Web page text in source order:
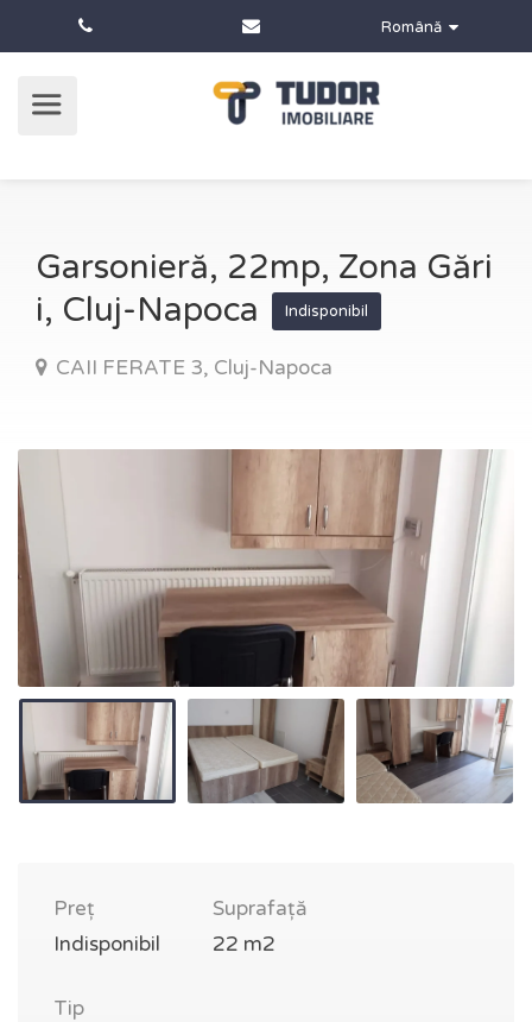
Română
Garsonieră, 22mp, Zona Gări
i, Cluj-Napoca
Indisponibil
CAII FERATE 3, Cluj-Napoca
Preț
Indisponibil
Suprafață
22 m2
Tip